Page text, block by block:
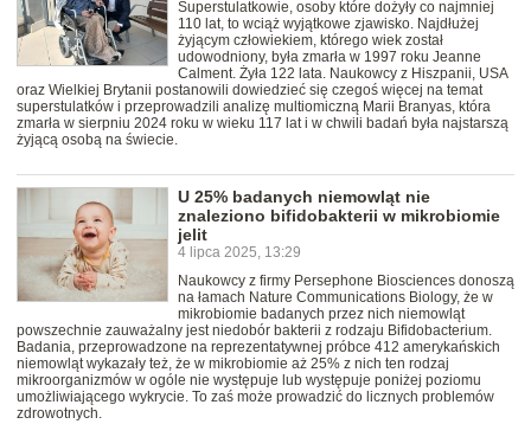
Superstulatkowie, osoby które dożyły co najmniej
110 lat, to wciąż wyjątkowe zjawisko. Najdłużej
żyjącym człowiekiem, którego wiek został
udowodniony, była zmarła w 1997 roku Jeanne
Calment. Żyła 122 lata. Naukowcy z Hiszpanii, USA
oraz Wielkiej Brytanii postanowili dowiedzieć się czegoś więcej na temat
superstulatków i przeprowadzili analizę multiomiczną Marii Branyas, która
zmarła w sierpniu 2024 roku w wieku 117 lat i w chwili badań była najstarszą
żyjącą osobą na świecie.
U 25% badanych niemowląt nie
znaleziono bifidobakterii w mikrobiomie
jelit
4 lipca 2025, 13:29
Naukowcy z firmy Persephone Biosciences donoszą
na łamach Nature Communications Biology, że w
mikrobiomie badanych przez nich niemowląt
powszechnie zauważalny jest niedobór bakterii z rodzaju Bifidobacterium.
Badania, przeprowadzone na reprezentatywnej próbce 412 amerykańskich
niemowląt wykazały też, że w mikrobiomie aż 25% z nich ten rodzaj
mikroorganizmów w ogóle nie występuje lub występuje poniżej poziomu
umożliwiającego wykrycie. To zaś może prowadzić do licznych problemów
zdrowotnych.